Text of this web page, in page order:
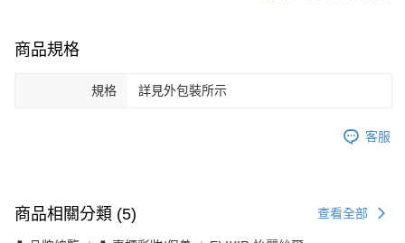
商品規格
規格 詳見外包裝所示
客服
商品相關分類 (5) 查看全部